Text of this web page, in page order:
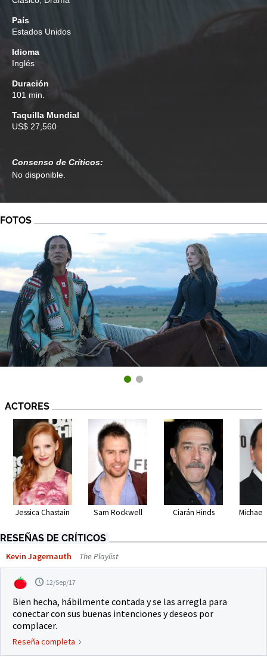
País
Estados Unidos
Idioma
Inglés
Duración
101 min.
Taquilla Mundial
US$ 27,560
Consenso de Críticos:
No disponible.
FOTOS
ACTORES
Jessica Chastain Sam Rockwell Ciarán Hinds Michael
RESEÑAS DE CRÍTICOS
Kevin Jagernauth The Playlist
12/Sep/17
Bien hecha, hábilmente contada y se las arregla para
conectar con sus buenas intenciones y deseos por
complacer.
Reseña completa